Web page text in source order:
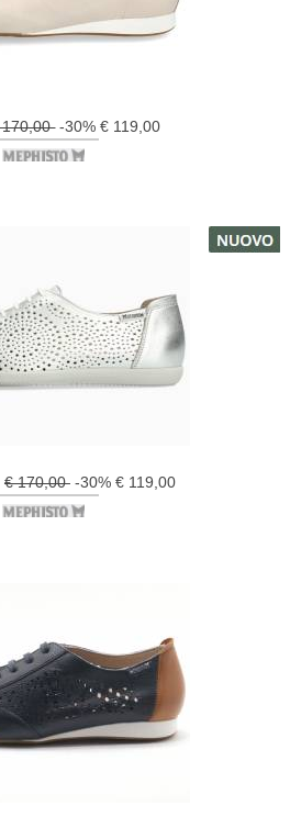
170,00-30% € 119,00
€ 170,00-30% € 119,00